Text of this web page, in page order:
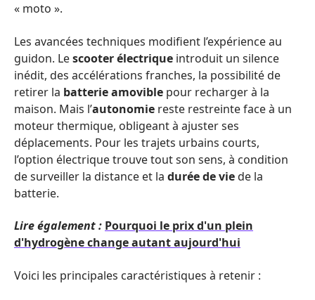
« moto ».
Les avancées techniques modifient l’expérience au
guidon. Lescooter électrique introduit un silence
inédit, des accélérations franches, la possibilité de
retirer la batterie amovible pour recharger à la
maison. Mais l’autonomie reste restreinte face à un
moteur thermique, obligeant à ajuster ses
déplacements. Pour les trajets urbains courts,
l’option électrique trouve tout son sens, à condition
de surveiller la distance et la durée de viede la
batterie.
Lire également : Pourquoi le prix d'un plein
d'hydrogène change autant aujourd'hui
Voici les principales caractéristiques à retenir :